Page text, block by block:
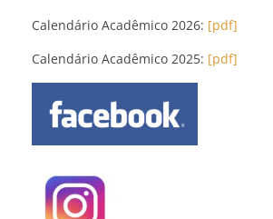
Calendário Acadêmico 2026: [pdf]
Calendário Acadêmico 2025: [pdf]